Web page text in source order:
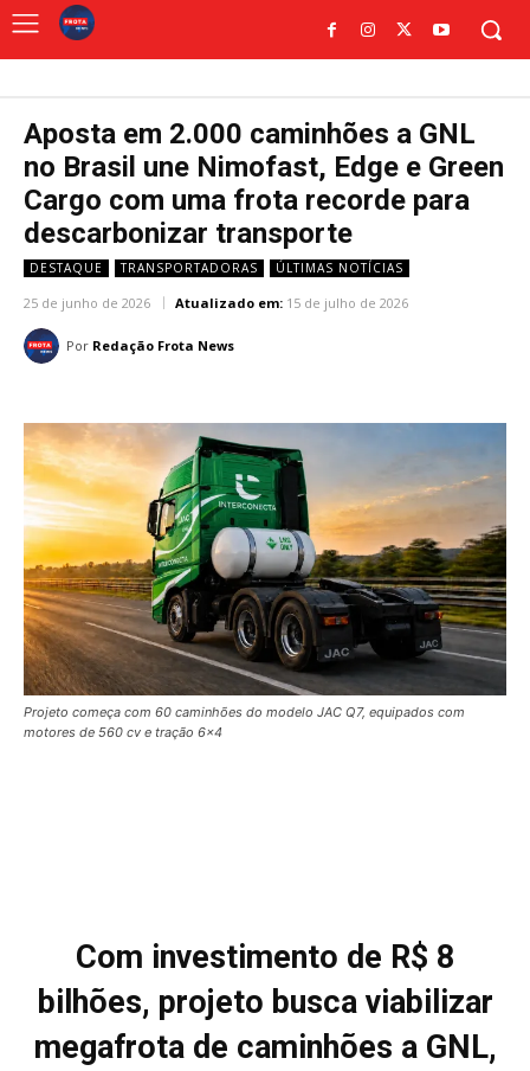
Aposta em 2.000 caminhões a GNL
no Brasil une Nimofast, Edge e Green
Cargo com uma frota recorde para
descarbonizar transporte
DESTAQUE TRANSPORTADORAS ÚLTIMAS NOTÍCIAS
25 de junho de 2026 Atualizado em: 15 de julho de 2026
Por Redação Frota News
Projeto começa com 60 caminhões do modelo JAC Q7, equipados com
motores de 560 cv e tração 6x4
Com investimento de R$ 8
bilhões, projeto busca viabilizar
megafrota de caminhões a GNL,